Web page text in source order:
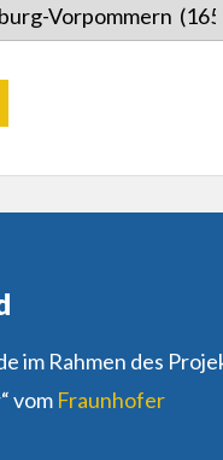
im Rahmen des
vom Fraunhofer